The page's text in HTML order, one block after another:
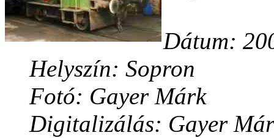
Dátum:
Helyszín: Sopron
Fotó: Gayer Márk
Digitalizálás: Gayer